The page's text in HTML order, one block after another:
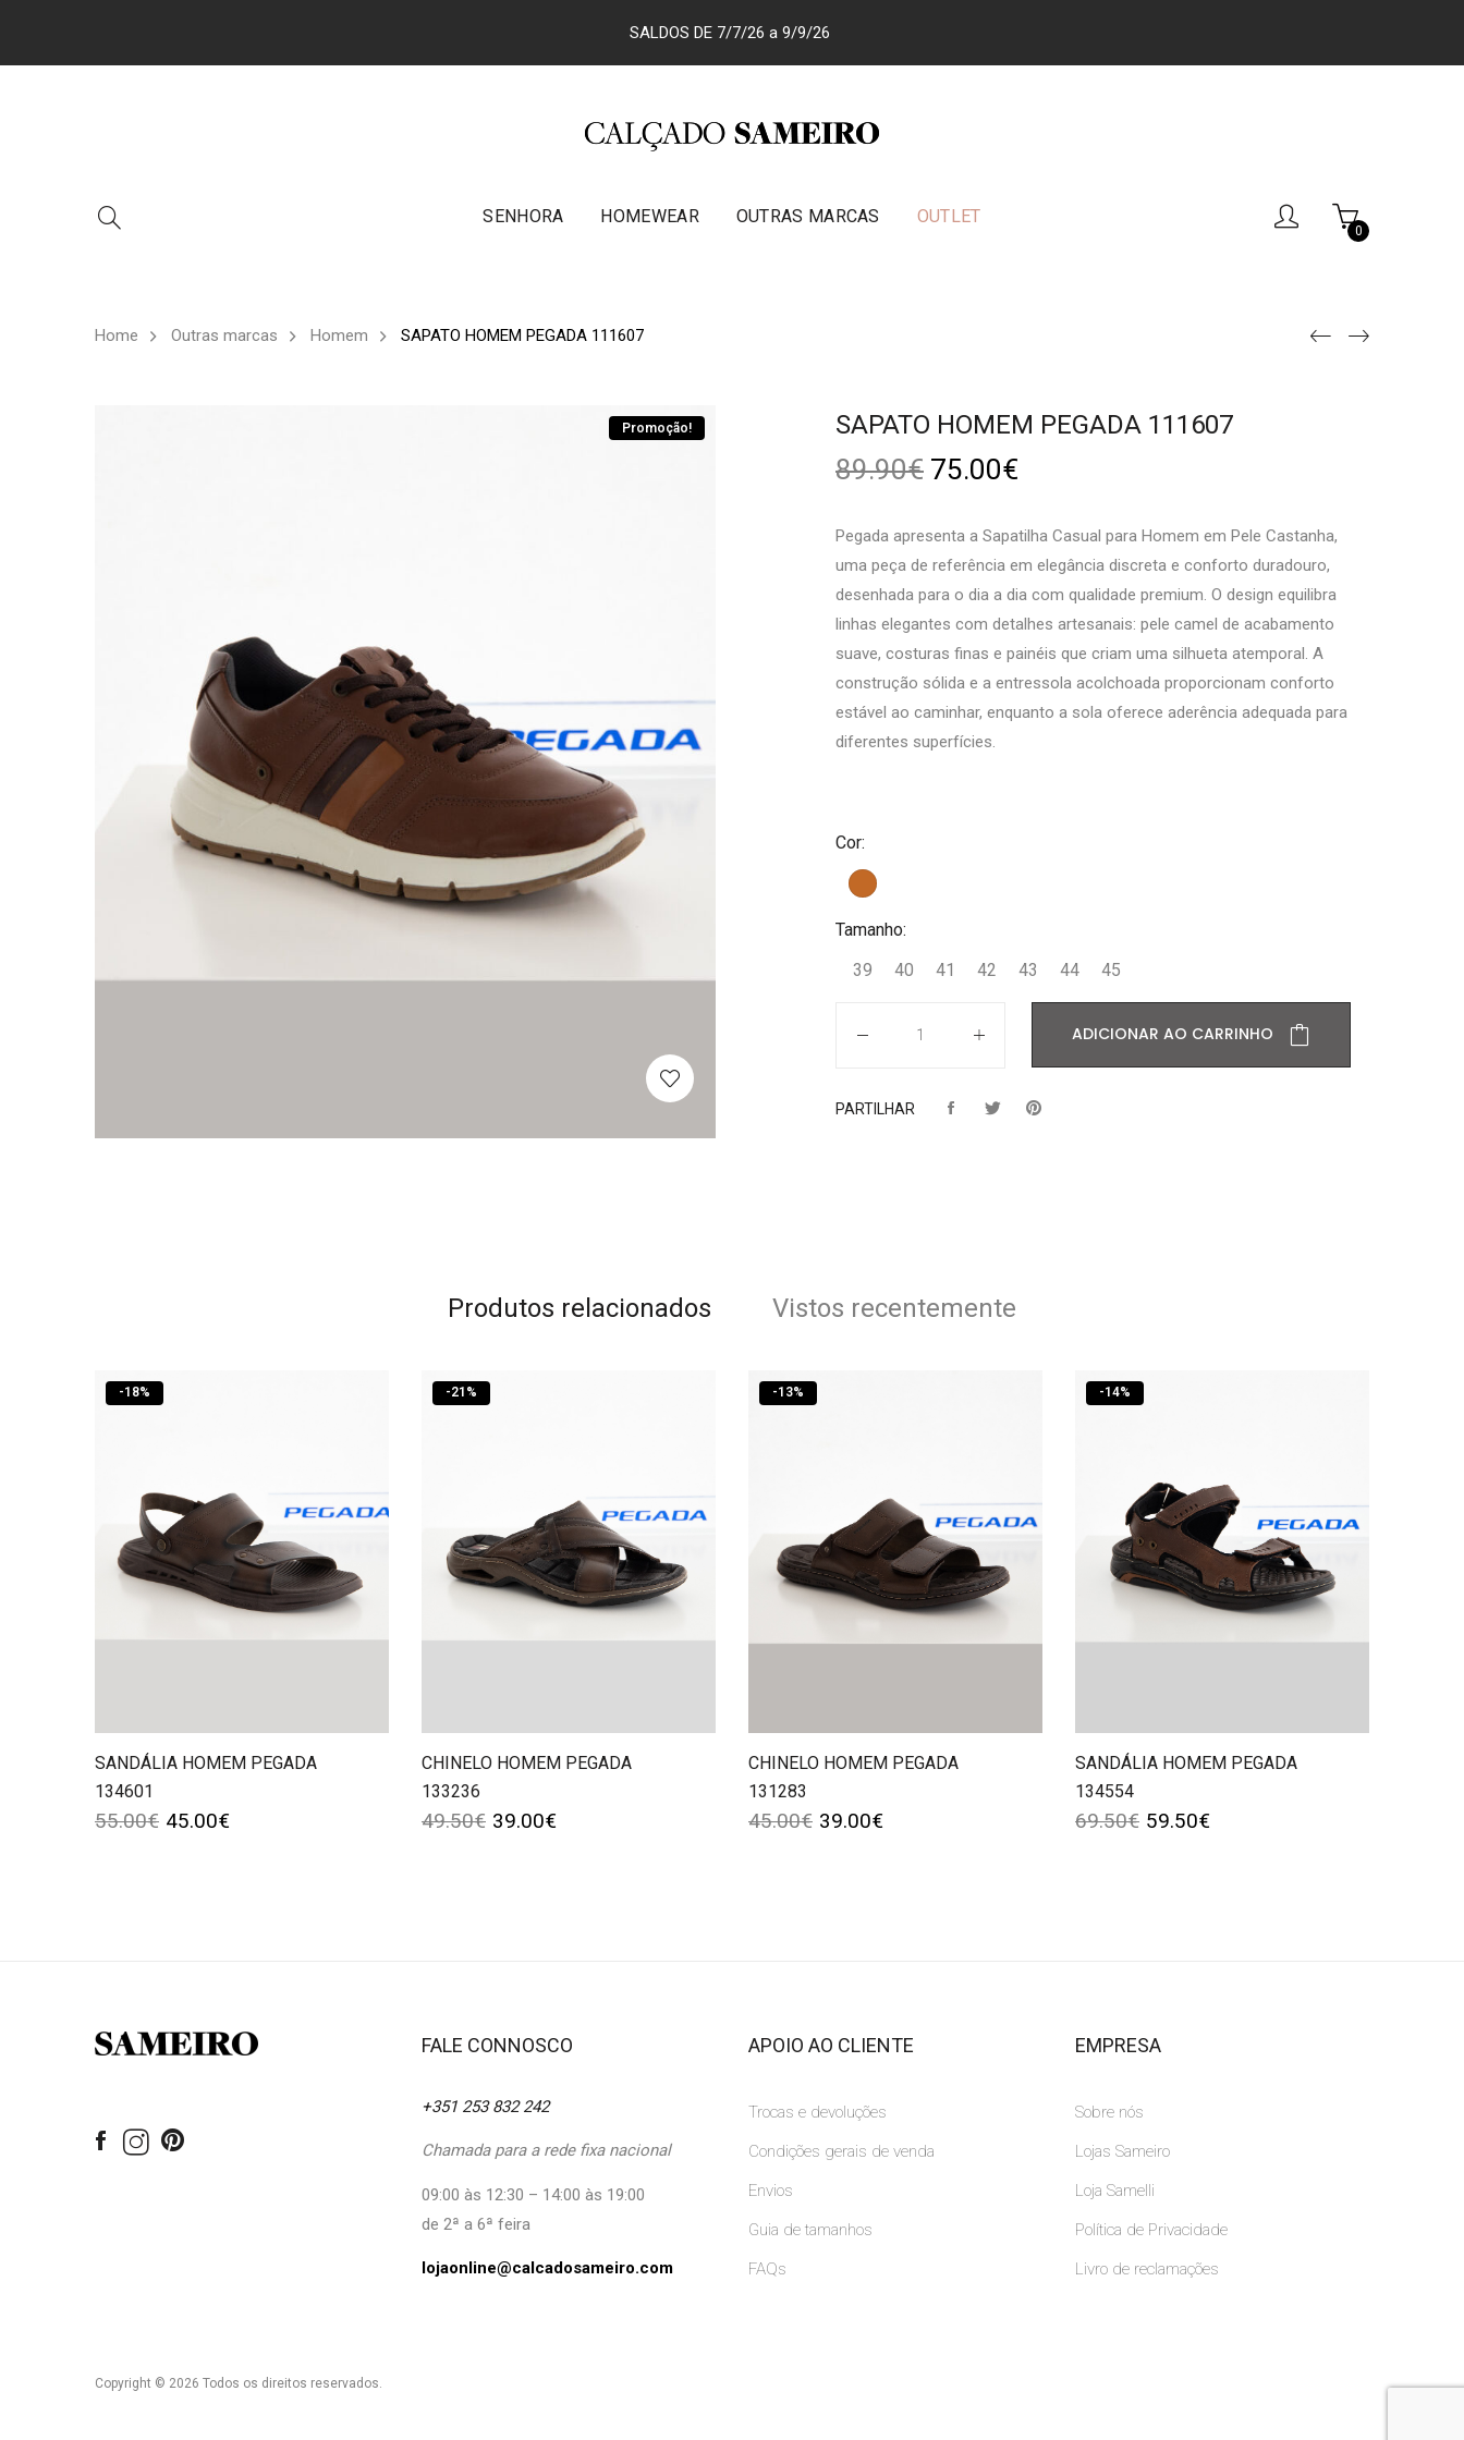
SALDOS DE 7/7/26 a 9/9/26
SENHORA HOMEWEAR OUTRAS MARCAS OUTLET
0
Home Outras marcas Homem SAPATO HOMEM PEGADA 111607
Promoção! SAPATO HOMEM PEGADA 111607
89.90€ 75.00€
Pegada apresenta a Sapatilha Casual para Homem em Pele Castanha,
uma peça de referência em elegância discreta e conforto duradouro,
desenhada para o dia a dia com qualidade premium. O design equilibra
linhas elegantes com detalhes artesanais: pele camel de acabamento
suave, costuras finas e painéis que criam uma silhueta atemporal. A
construção sólida e a entressola acolchoada proporcionam conforto
estável ao caminhar, enquanto a sola oferece aderência adequada para
diferentes superfícies.
Cor:
Tamanho:
39
40 41 42 43 44 45
ADICIONAR AO CARRINHO
PARTILHAR
Produtos relacionados Vistos recentemente
-18%
SANDÁLIA HOMEM PEGADA
134601
55.00€ 45.00€
-21 %
CHINELO HOMEM PEGADA
133236
49.50€ 39.00€
-13%
CHINELO HOMEM PEGADA
131283
45.00€ 39.00€
-14%
SANDÁLIA HOMEM PEGADA
134554
69.50€ 59.50€
FALE CONNOSCO
+351 253 832 242
Chamada para a rede fixa nacional
09:00 às 12:30 – 14:00 às 19:00
de 2ª a 6ª feira
lojaonline@calcadosameiro.com
APOIO AO CLIENTE
Trocas e devoluções
Condições gerais de venda
Envios
Guia de tamanhos
FAQs
EMPRESA
Sobre nós
Lojas Sameiro
Loja Samelli
Política de Privacidade
Livro de reclamações
Copyright © 2026 Todos os direitos reservados.